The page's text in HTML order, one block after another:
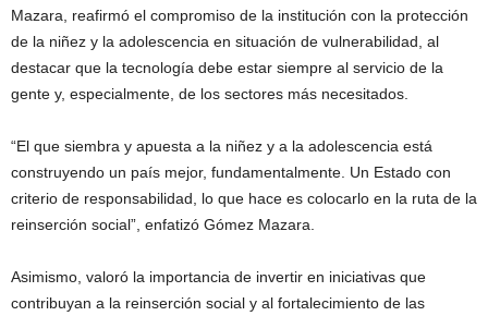
Mazara, reafirmó el compromiso de la institución con la protección
de la niñez y la adolescencia en situación de vulnerabilidad, al
destacar que la tecnología debe estar siempre al servicio de la
gente y, especialmente, de los sectores más necesitados.
“El que siembra y apuesta a la niñez y a la adolescencia está
construyendo un país mejor, fundamentalmente. Un Estado con
criterio de responsabilidad, lo que hace es colocarlo en la ruta de la
reinserción social”, enfatizó Gómez Mazara.
Asimismo, valoró la importancia de invertir en iniciativas que
contribuyan a la reinserción social y al fortalecimiento de las